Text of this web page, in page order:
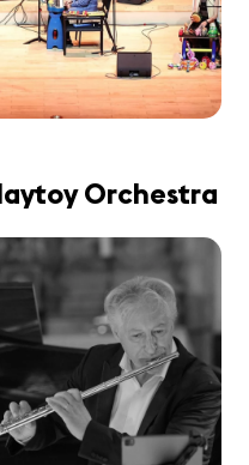
Orchestra